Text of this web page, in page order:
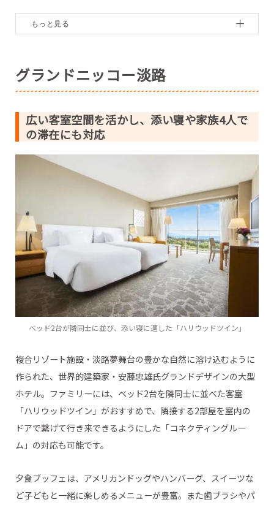
淡路島 海上ホテル
ホテルニューアワジ プラザ淡路島
グランドニッコー淡路
広い客室空間を活かし、添い寝や家族4人で
の滞在にも対応
ベッド2台が隣同士に並び、添い寝に適した「ハリウッドツイン」
複合リゾート施設・淡路夢舞台の豊かな自然に溶け込むように
作られた、世界的建築家・安藤忠雄氏グランドデザインの大型
ホテル。ファミリーには、ベッド2台を隣同士に並べた客室
「ハリウッドツイン」がおすすめで、隣接する2部屋を室内の
ドアで繋げて行き来できるようにした「コネクティングルー
ム」の対応も可能です。
夕食ブッフェは、アメリカンドッグやハンバーグ、スイーツな
ど子どもと一緒に楽しめるメニューが豊富。また歯ブラシやパ